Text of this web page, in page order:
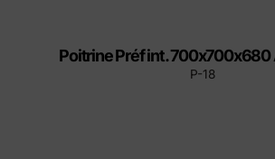
Poitrine Préf int. 700x700x680
P-18